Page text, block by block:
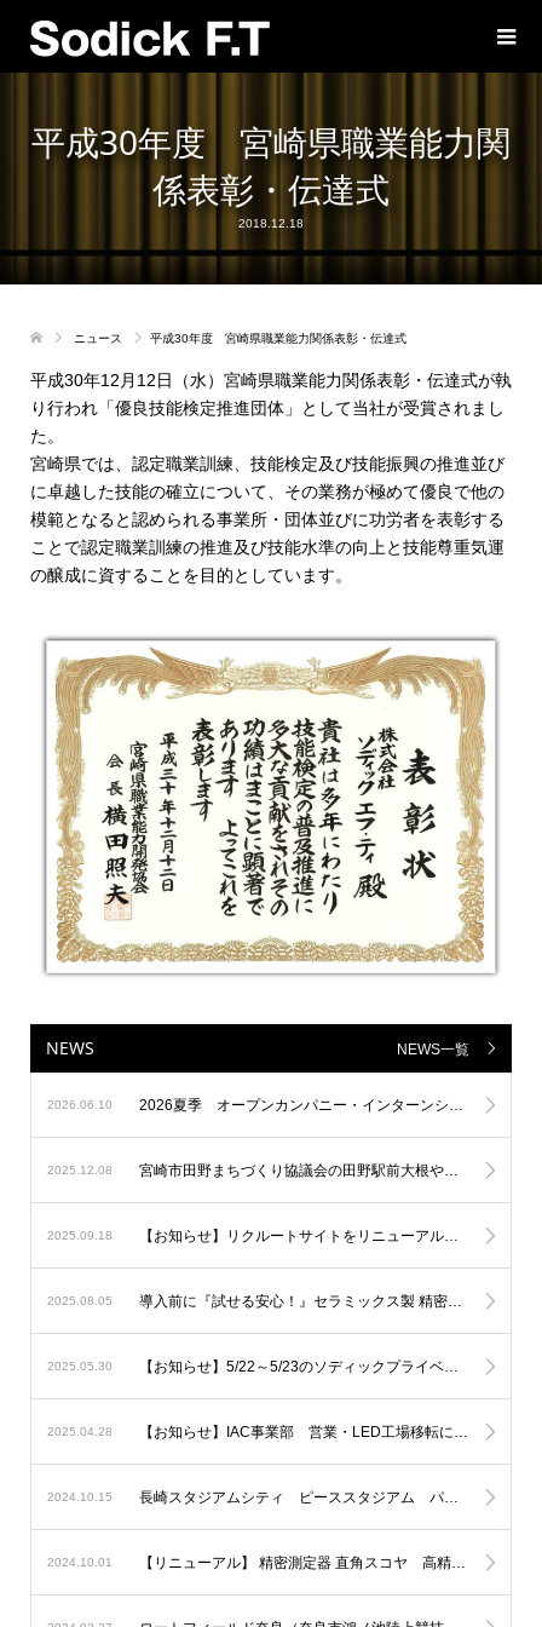
平成30年度 宮崎県職業能力関
係表彰・伝達式
2018.12.18
ニュース 平成30年度 宮崎県職業能力関係表彰・伝達式
平成30年12月12日（水）宮崎県職業能力関係表彰・伝達式が執
り行われ「優良技能検定推進団体」として当社が受賞されまし
た。
宮崎県では、認定職業訓練、技能検定及び技能振興の推進並び
に卓越した技能の確立について、その業務が極めて優良で他の
模範となると認められる事業所・団体並びに功労者を表彰する
ことで認定職業訓練の推進及び技能水準の向上と技能尊重気運
の醸成に資することを目的としています。
NEWS NEWS一覧
2026.06.10
2025.12.08 宮崎市田野まちづくり協議会の田野駅前大根やぐら等イルミネーションに参加
2025.09.18 【お知らせ】リクルートサイトをリニューアルしました！
2025.08.05 導入前に『試せる安心！』セラミックス製 精密測定器の無料貸出しサービス
2025.05.30 【お知らせ】5/22～5/23のソディックプライベートショーへ出展しました。
2025.04.28
2024.10.15 長崎スタジアムシティ ピーススタジアム パートナー企業としてソディックゲートになりました。
2024.10.01 【リニューアル】 精密測定器 直角スコヤ 高精度化＆新モデルを追加